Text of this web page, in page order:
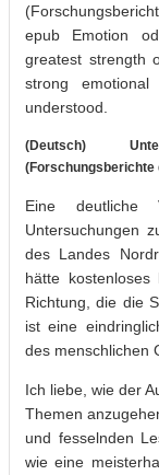
epub Emotion
greatest strength
strong
understood.
(Deutsch)
(Forschungsberichte
Eine deutliche
Untersuchungen
des Landes
hätte
Richtung, die die
ist eine
des menschlichen
Ich liebe, wie der
Themen
und fesselnden
wie eine